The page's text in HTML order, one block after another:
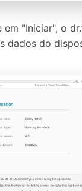
em "Iniciar", o
dados do